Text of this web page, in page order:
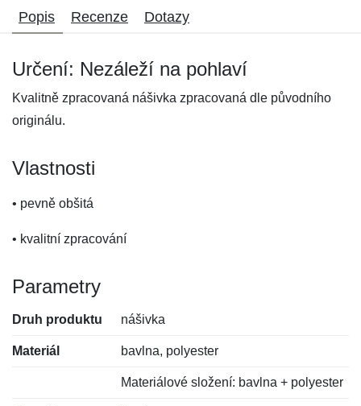
Popis Recenze Dotazy
Určení: Nezáleží na pohlaví
Kvalitně zpracovaná nášivka zpracovaná dle původního
originálu.
Vlastnosti
• pevně obšitá
• kvalitní zpracování
Parametry
Druh produktu nášivka
Materiál bavlna, polyester
Materiálové složení: bavlna + polyester